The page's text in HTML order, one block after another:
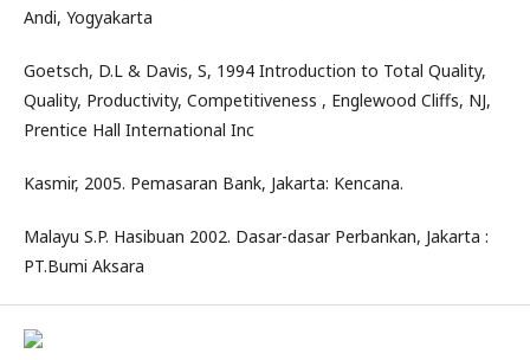
Andi, Yogyakarta
Goetsch, D.L & Davis, S, 1994 Introduction to Total Quality,
Quality, Productivity, Competitiveness , Englewood Cliffs, NJ,
Prentice Hall International Inc
Kasmir, 2005. Pemasaran Bank, Jakarta: Kencana.
Malayu S.P. Hasibuan 2002. Dasar-dasar Perbankan, Jakarta :
PT.Bumi Aksara